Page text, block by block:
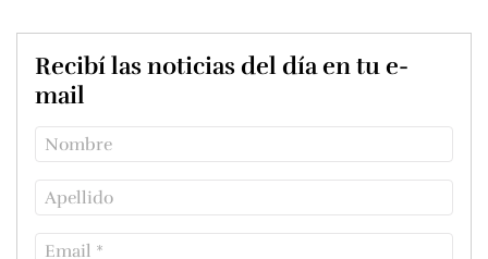
Recibí las noticias del día en tu e-
mail